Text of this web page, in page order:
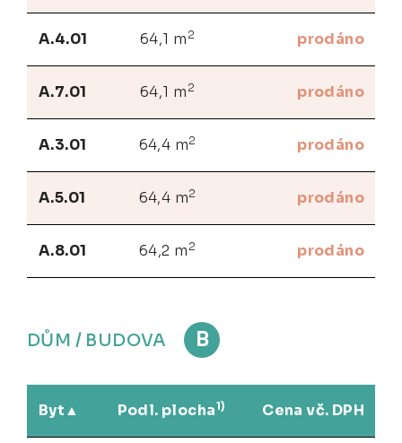
A.4.01 64,1 m 2 prodáno
A.7.01 64,1 m 2 prodáno
A.3.01 64,4 m2 prodáno
A.5.01 64,4 m2 prodáno
A.8.01 64,2 m 2 prodáno
DŮM / BUDOVA B
Byt Podl. plocha1) Cena vč. DPH